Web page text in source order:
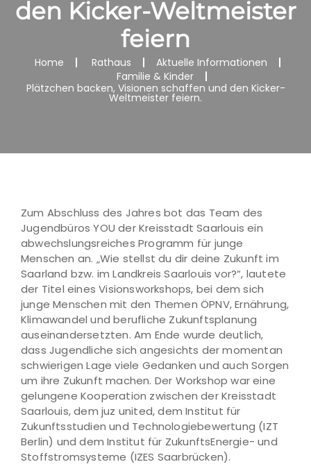
den Kicker-Weltmeister
feiern
Home Rathaus
Aktuelle Informationen
Familie & Kinder
Plätzchen backen, Visionen schaffen und den Kicker-
Weltmeister feiern.
Zum Abschluss des Jahres bot das Team des
Jugendbüros YOU der Kreisstadt Saarlouis ein
abwechslungsreiches Programm für junge
Menschen an. „Wie stellst du dir deine Zukunft im
Saarland bzw. im Landkreis Saarlouis vor?“, lautete
der Titel eines Visionsworkshops, bei dem sich
junge Menschen mit den Themen ÖPNV, Ernährung,
Klimawandel und berufliche Zukunftsplanung
auseinandersetzten. Am Ende wurde deutlich,
dass Jugendliche sich angesichts der momentan
schwierigen Lage viele Gedanken und auch Sorgen
um ihre Zukunft machen. Der Workshop war eine
gelungene Kooperation zwischen der Kreisstadt
Saarlouis, dem juz united, dem Institut für
Zukunftsstudien und Technologiebewertung (IZT
Berlin) und dem Institut für ZukunftsEnergie- und
Stoffstromsysteme (IZES Saarbrücken).